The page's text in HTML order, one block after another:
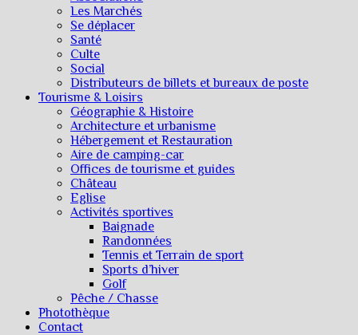
Les Marchés
Se déplacer
Santé
Culte
Social
Distributeurs de billets et bureaux de poste
Tourisme & Loisirs
Géographie & Histoire
Architecture et urbanisme
Hébergement et Restauration
Aire de camping-car
Offices de tourisme et guides
Château
Eglise
Activités sportives
Baignade
Randonnées
Tennis et Terrain de sport
Sports d’hiver
Golf
Pêche / Chasse
Photothèque
Contact